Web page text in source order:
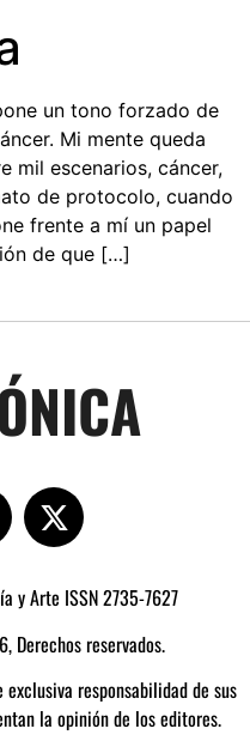
un tono forzado de
Mi mente queda
mil escenarios, cáncer,
de protocolo, cuando
frente a mí un papel
de que […]
y Arte ISSN 2735-7627
reservados.
responsabilidad de sus
la opinión de los editores.